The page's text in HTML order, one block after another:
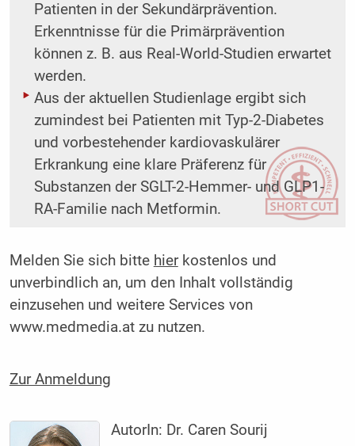
Patienten in der ­Sekundärprävention.
Erkenntnisse für die Primärprävention
können z. B. aus Real-World-Studien erwartet
werden.
Aus der aktuellen Studienlage ergibt sich
zumindest bei Patienten mit Typ-2-Diabetes
und vorbestehender ­kardiovaskulärer
Erkrankung eine klare Präferenz für
Substanzen der SGLT-2-Hemmer- und GLP1-
RA-Familie nach Metformin.
Melden Sie sich bitte hierkostenlos und
unverbindlich an, um den Inhalt vollständig
einzusehen und weitere Services von
www.medmedia.at zu nutzen.
Zur Anmeldung
AutorIn: Dr. Caren Sourij